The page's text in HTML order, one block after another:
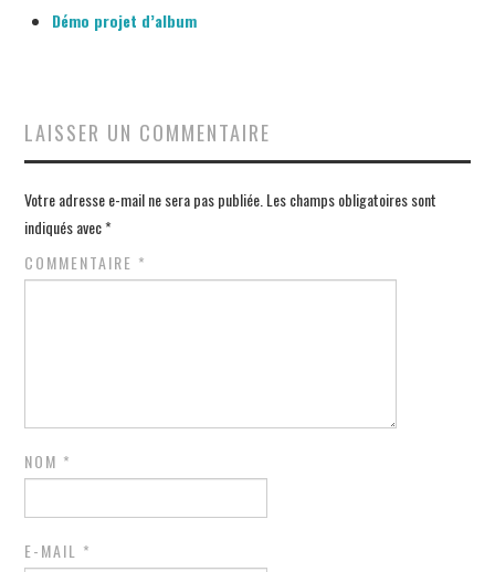
Démo projet d’album
LAISSER UN COMMENTAIRE
Votre adresse e-mail ne sera pas publiée. Les champs obligatoires sont
indiqués avec*
COMMENTAIRE *
NOM *
E-MAIL *